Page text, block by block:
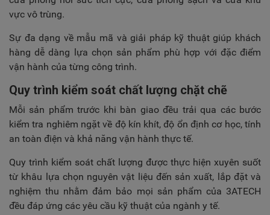
vực vô trùng.
Sự đa dạng về mẫu mã và giải pháp kỹ thuật giúp khách
hàng dễ dàng lựa chọn sản phẩm phù hợp với đặc điểm
vận hành của từng công trình.
Quy trình kiểm soát chất lượng chặt chẽ
Mỗi sản phẩm trước khi bàn giao đều trải qua các bước
kiểm tra nghiêm ngặt về độ kín khít, độ ổn định cơ học, tính
an toàn điện và khả năng vận hành thực tế.
Quy trình kiểm soát chất lượng được thực hiện xuyên suốt
từ khâu lựa chọn nguyên vật liệu đến sản xuất, lắp đặt và
nghiệm thu nhằm đảm bảo mọi sản phẩm của 3ATECH
đều đáp ứng các yêu cầu kỹ thuật của ngành y tế.